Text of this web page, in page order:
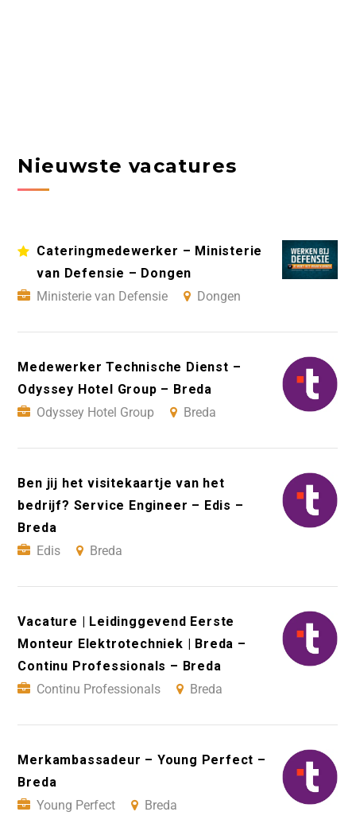
Nieuwste vacatures
Cateringmedewerker – Ministerie
van Defensie – Dongen
Ministerie van Defensie
Dongen
Medewerker Technische Dienst –
Odyssey Hotel Group – Breda
Odyssey Hotel Group
Breda
Ben jij het visitekaartje van het
bedrijf? Service Engineer – Edis –
Breda
Edis
Breda
Vacature | Leidinggevend Eerste
Monteur Elektrotechniek | Breda –
Continu Professionals – Breda
Continu Professionals
Breda
Merkambassadeur – Young Perfect –
Breda
Young Perfect
Breda